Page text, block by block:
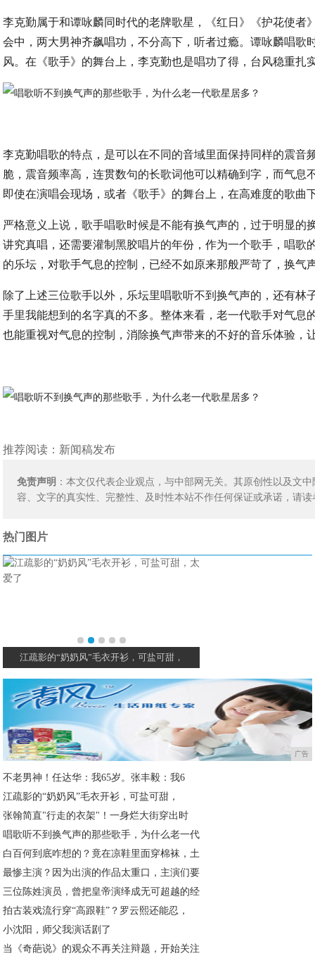
李克勤属于和谭咏麟同时代的老牌歌星，《红日》《护花使者
会中，两大男神齐飙唱功，不分高下，听者过瘾。谭咏麟唱
风。在《歌手》的舞台上，李克勤也是唱功了得，台风稳重
李克勤唱歌的特点，是可以在不同的音域里面保持同样的震
脆，震音频率高，连贯数句的长歌词他可以精确到字，而气
即使在演唱会现场，或者《歌手》的舞台上，在高难度的歌曲
严格意义上说，歌手唱歌时候是不能有换气声的，过于明显
讲究真唱，还需要灌制黑胶唱片的年份，作为一个歌手，唱
的乐坛，对歌手气息的控制，已经不如原来那般严苛了，换气
除了上述三位歌手以外，乐坛里唱歌听不到换气声的，还有
手里我能想到的名字真的不多。整体来看，老一代歌手对气
也能重视对气息的控制，消除换气声带来的不好的音乐体验
推荐阅读： 新闻稿发布
免责声明 ：本文仅代表企业观点，与中部网无关。其原创性以及文
容、文字的真实性、完整性、及时性本站不作任何保证或承诺，请
热门图片
​江疏影的“奶奶风”毛衣开衫，可盐可甜，
广告
不老男神！任达华：我65岁。张丰毅：我6
​江疏影的“奶奶风”毛衣开衫，可盐可甜，
张翰简直"行走的衣架"！一身烂大街穿出时
唱歌听不到换气声的那些歌手，为什么老一代
白百何到底咋想的？竟在凉鞋里面穿棉袜，土
最惨主演？因为出演的作品太重口，主演们要
三位陈姓演员，曾把皇帝演绎成无可超越的经
拍古装戏流行穿“高跟鞋”？罗云熙还能忍，
小沈阳，师父我演话剧了
当《奇葩说》的观众不再关注辩题，开始关注